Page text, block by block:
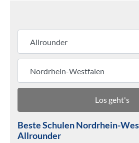
Los geht's
Beste Schulen Nordrhein-
Allrounder